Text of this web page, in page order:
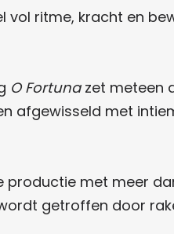
vol ritme, kracht en
O Fortunazet meteen
afgewisseld met
productie met meer
getroffen door